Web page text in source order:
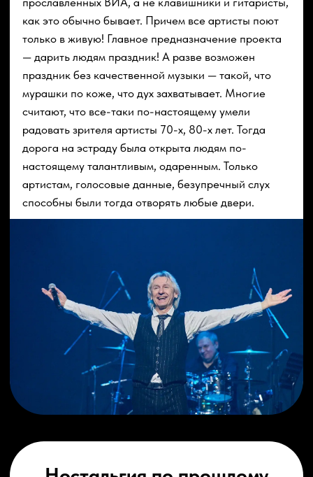
способны были тогда отворять любые двери.
Ностальгия по прошлому
мелодиями, лучше которых и по сей день никто не
придумал. «Там, где клен шумит», - звучат
сказочные напевы и мы невольно вспоминаем тот
самый клен, а может, липу, березу, у которой в-
первые поцеловались или признались в любви… «У
беды глаза зеленые», - болью, сожалением
пронизаны строки… Неслучайно в зале женщины
плачут… Так устроена жизнь: любили, готовились к
свадьбе, но жизненное русло руки повернулось в
другую сторону. И некого в этом винить – таков
закон жизни – иногда все идет не по нашему